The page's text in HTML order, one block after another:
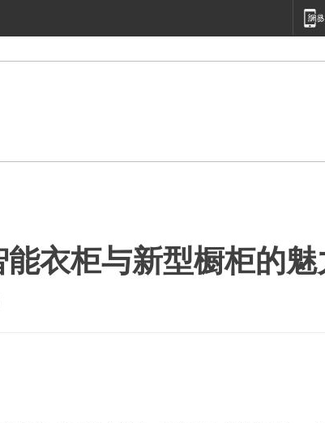
衣柜与新型橱柜的魅